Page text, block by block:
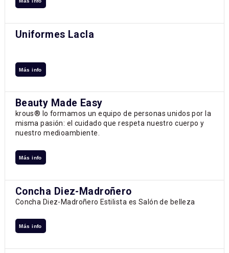
Uniformes Lacla
Más info
Beauty Made Easy
krous® lo formamos un equipo de personas unidos por la
misma pasión: el cuidado que respeta nuestro cuerpo y
nuestro medioambiente.
Más info
Concha Diez-Madroñero
Concha Diez-Madroñero Estilista es Salón de belleza
Más info